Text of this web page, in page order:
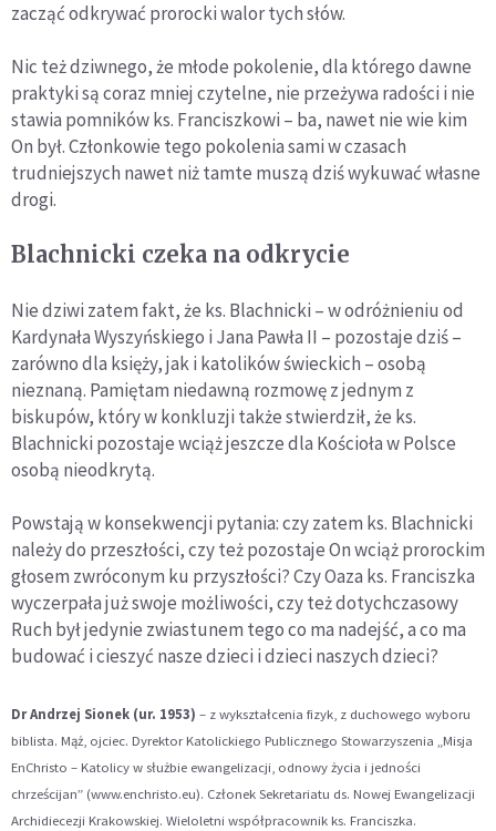
zacząć odkrywać prorocki walor tych słów.
Nic też dziwnego, że młode pokolenie, dla którego dawne
praktyki są coraz mniej czytelne, nie przeżywa radości i nie
stawia pomników ks. Franciszkowi – ba, nawet nie wie kim
On był. Członkowie tego pokolenia sami w czasach
trudniejszych nawet niż tamte muszą dziś wykuwać własne
drogi.
Blachnicki czeka na odkrycie
Nie dziwi zatem fakt, że ks. Blachnicki – w odróżnieniu od
Kardynała Wyszyńskiego i Jana Pawła II – pozostaje dziś –
zarówno dla księży, jak i katolików świeckich – osobą
nieznaną. Pamiętam niedawną rozmowę z jednym z
biskupów, który w konkluzji także stwierdził, że ks.
Blachnicki pozostaje wciąż jeszcze dla Kościoła w Polsce
osobą nieodkrytą.
Powstają w konsekwencji pytania: czy zatem ks. Blachnicki
należy do przeszłości, czy też pozostaje On wciąż prorockim
głosem zwróconym ku przyszłości? Czy Oaza ks. Franciszka
wyczerpała już swoje możliwości, czy też dotychczasowy
Ruch był jedynie zwiastunem tego co ma nadejść, a co ma
budować i cieszyć nasze dzieci i dzieci naszych dzieci?
Dr Andrzej Sionek (ur. 1953) – z wykształcenia fizyk, z duchowego wyboru
biblista. Mąż, ojciec. Dyrektor Katolickiego Publicznego Stowarzyszenia „Misja
EnChristo – Katolicy w służbie ewangelizacji, odnowy życia i jedności
chrześcijan” (www.enchristo.eu). Członek Sekretariatu ds. Nowej Ewangelizacji
Archidiecezji Krakowskiej. Wieloletni współpracownik ks. Franciszka.